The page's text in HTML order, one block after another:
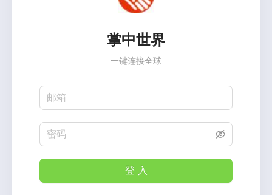
掌中世界
一键连接全球
登 入